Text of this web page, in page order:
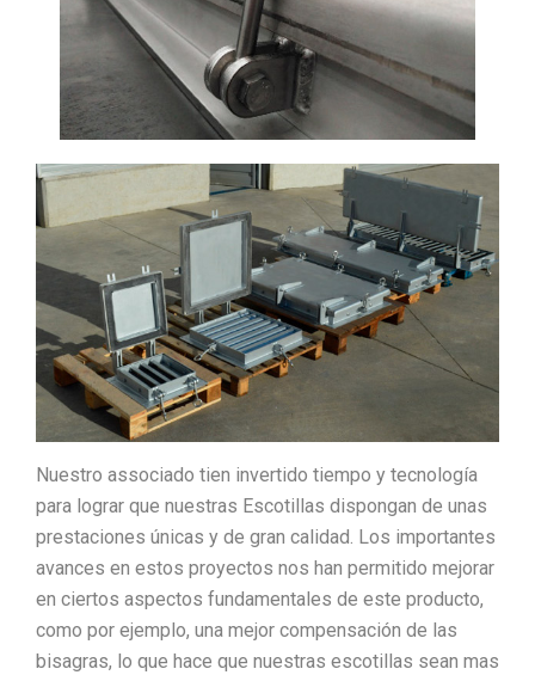
Nuestro associado tien invertido tiempo y tecnología
para lograr que nuestras Escotillas dispongan de unas
prestaciones únicas y de gran calidad. Los importantes
avances en estos proyectos nos han permitido mejorar
en ciertos aspectos fundamentales de este producto,
como por ejemplo, una mejor compensación de las
bisagras, lo que hace que nuestras escotillas sean mas